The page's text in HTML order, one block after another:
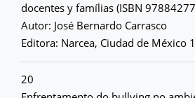
docentes y famílias (ISBN
Autor: José Bernardo Carrasco
Editora: Narcea, Ciudad de México
20